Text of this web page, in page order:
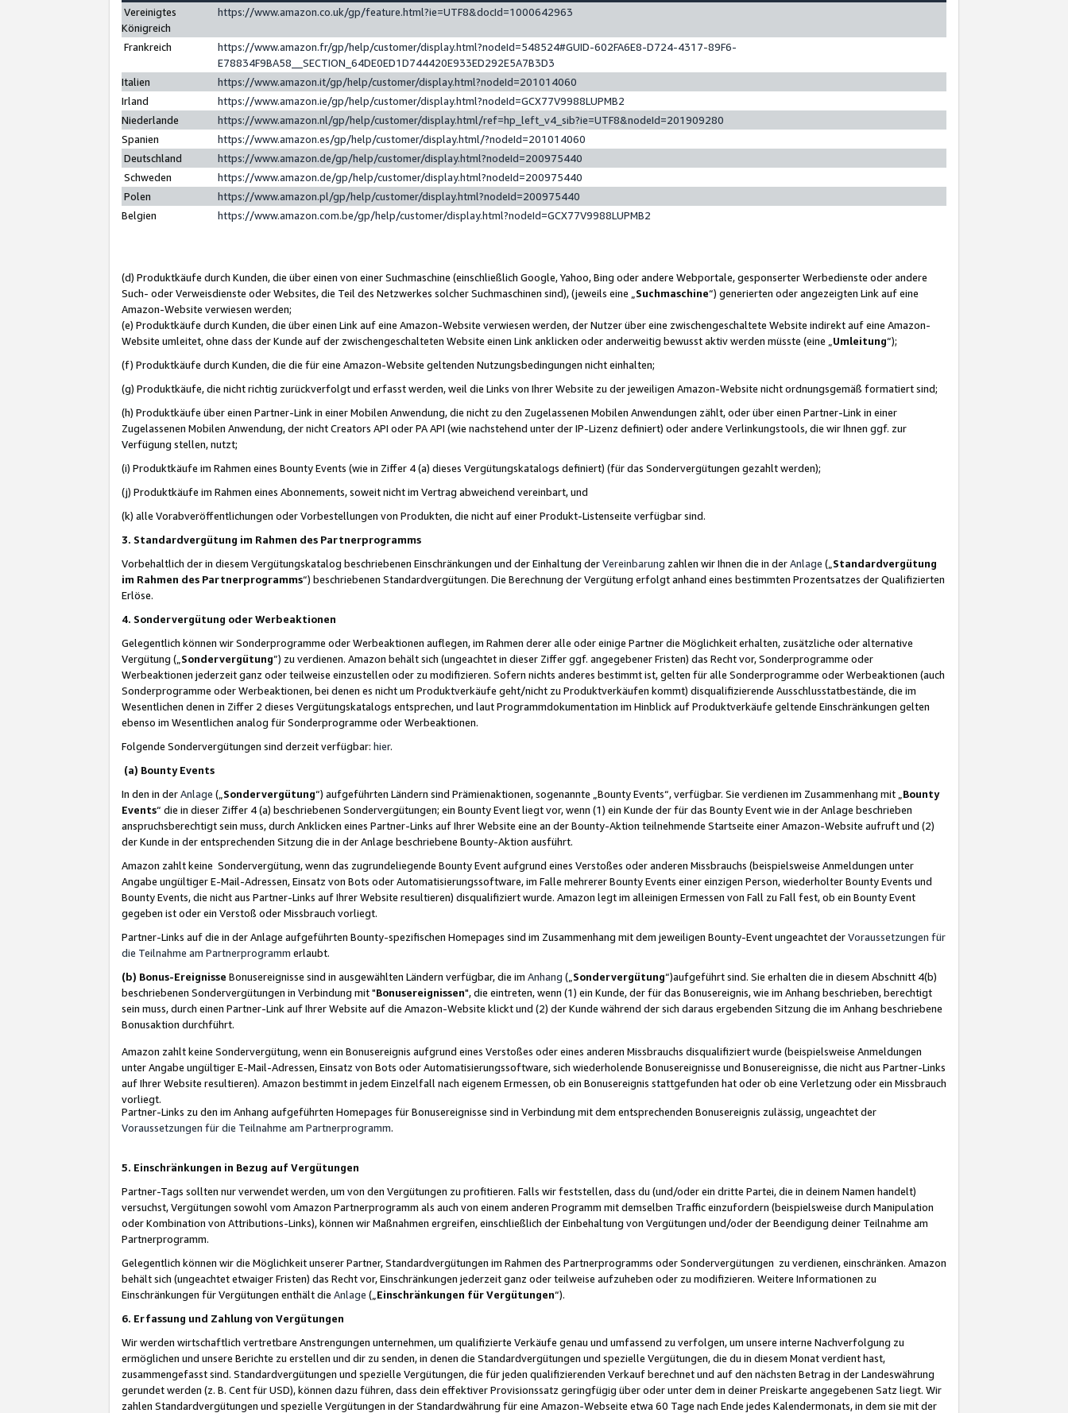
Vereinigtes
Königreich
https://www.amazon.co.uk/gp/feature.html?ie=UTF8&docId=1000642963
Frankreich
https://www.amazon.fr/gp/help/customer/display.html?nodeId=548524#GUID-602FA6E8-D724-4317-89F6-
E78834F9BA58__SECTION_64DE0ED1D744420E933ED292E5A7B3D3
Italien
https://www.amazon.it/gp/help/customer/display.html?nodeId=201014060
Irland
https://www.amazon.ie/gp/help/customer/display.html?nodeId=GCX77V9988LUPMB2
Niederlande
https://www.amazon.nl/gp/help/customer/display.html/ref=hp_left_v4_sib?ie=UTF8&nodeId=201909280
Spanien
https://www.amazon.es/gp/help/customer/display.html/?nodeId=201014060
Deutschland
https://www.amazon.de/gp/help/customer/display.html?nodeId=200975440
Schweden
https://www.amazon.de/gp/help/customer/display.html?nodeId=200975440
Polen
https://www.amazon.pl/gp/help/customer/display.html?nodeId=200975440
Belgien
https://www.amazon.com.be/gp/help/customer/display.html?nodeId=GCX77V9988LUPMB2
(d) Produktkäufe durch Kunden, die über einen von einer Suchmaschine (einschließlich Google, Yahoo, Bing oder andere Webportale, gesponserter Werbedienste oder andere
Such- oder Verweisdienste oder Websites, die Teil des Netzwerkes solcher Suchmaschinen sind), (jeweils eine „ Suchmaschine“) generierten oder angezeigten Link auf eine
Amazon-Website verwiesen werden;
(e) Produktkäufe durch Kunden, die über einen Link auf eine Amazon-Website verwiesen werden, der Nutzer über eine zwischengeschaltete Website indirekt auf eine Amazon-
Website umleitet, ohne dass der Kunde auf der zwischengeschalteten Website einen Link anklicken oder anderweitig bewusst aktiv werden müsste (eine „ Umleitung“);
(f) Produktkäufe durch Kunden, die die für eine Amazon-Website geltenden Nutzungsbedingungen nicht einhalten;
(g) Produktkäufe, die nicht richtig zurückverfolgt und erfasst werden, weil die Links von Ihrer Website zu der jeweiligen Amazon-Website nicht ordnungsgemäß formatiert sind;
(h) Produktkäufe über einen Partner-Link in einer Mobilen Anwendung, die nicht zu den Zugelassenen Mobilen Anwendungen zählt, oder über einen Partner-Link in einer
Zugelassenen Mobilen Anwendung, der nicht Creators API oder PA API (wie nachstehend unter der IP-Lizenz definiert) oder andere Verlinkungstools, die wir Ihnen ggf. zur
Verfügung stellen, nutzt;
(i) Produktkäufe im Rahmen eines Bounty Events (wie in Ziffer 4 (a) dieses Vergütungskatalogs definiert) (für das Sondervergütungen gezahlt werden);
(j) Produktkäufe im Rahmen eines Abonnements, soweit nicht im Vertrag abweichend vereinbart, und
(k) alle Vorabveröffentlichungen oder Vorbestellungen von Produkten, die nicht auf einer Produkt-Listenseite verfügbar sind.
3. Standardvergütung im Rahmen des Partnerprogramms
Vorbehaltlich der in diesem Vergütungskatalog beschriebenen Einschränkungen und der Einhaltung derVereinbarung zahlen wir Ihnen die in derAnlage („ Standardvergütung
im Rahmen des Partnerprogramms“) beschriebenen Standardvergütungen. Die Berechnung der Vergütung erfolgt anhand eines bestimmten Prozentsatzes der Qualifizierten
Erlöse.
4. Sondervergütung oder Werbeaktionen
Gelegentlich können wir Sonderprogramme oder Werbeaktionen auflegen, im Rahmen derer alle oder einige Partner die Möglichkeit erhalten, zusätzliche oder alternative
Vergütung („ Sondervergütung”) zu verdienen. Amazon behält sich (ungeachtet in dieser Ziffer ggf. angegebener Fristen) das Recht vor, Sonderprogramme oder
Werbeaktionen jederzeit ganz oder teilweise einzustellen oder zu modifizieren. Sofern nichts anderes bestimmt ist, gelten für alle Sonderprogramme oder Werbeaktionen (auch
Sonderprogramme oder Werbeaktionen, bei denen es nicht um Produktverkäufe geht/nicht zu Produktverkäufen kommt) disqualifizierende Ausschlusstatbestände, die im
Wesentlichen denen in Ziffer 2 dieses Vergütungskatalogs entsprechen, und laut Programmdokumentation im Hinblick auf Produktverkäufe geltende Einschränkungen gelten
ebenso im Wesentlichen analog für Sonderprogramme oder Werbeaktionen.
Folgende Sondervergütungen sind derzeit verfügbar: hier.
(a) Bounty Events
In den in derAnlage („ Sondervergütung“) aufgeführten Ländern sind Prämienaktionen, sogenannte „Bounty Events“, verfügbar. Sie verdienen im Zusammenhang mit „ Bounty
Events“ die in dieser Ziffer 4 (a) beschriebenen Sondervergütungen; ein Bounty Event liegt vor, wenn (1) ein Kunde der für das Bounty Event wie in der Anlage beschrieben
anspruchsberechtigt sein muss, durch Anklicken eines Partner-Links auf Ihrer Website eine an der Bounty-Aktion teilnehmende Startseite einer Amazon-Website aufruft und (2)
der Kunde in der entsprechenden Sitzung die in der Anlage beschriebene Bounty-Aktion ausführt.
Amazon zahlt keine Sondervergütung, wenn das zugrundeliegende Bounty Event aufgrund eines Verstoßes oder anderen Missbrauchs (beispielsweise Anmeldungen unter
Angabe ungültiger E-Mail-Adressen, Einsatz von Bots oder Automatisierungssoftware, im Falle mehrerer Bounty Events einer einzigen Person, wiederholter Bounty Events und
Bounty Events, die nicht aus Partner-Links auf Ihrer Website resultieren) disqualifiziert wurde. Amazon legt im alleinigen Ermessen von Fall zu Fall fest, ob ein Bounty Event
gegeben ist oder ein Verstoß oder Missbrauch vorliegt.
Partner-Links auf die in der Anlage aufgeführten Bounty-spezifischen Homepages sind im Zusammenhang mit dem jeweiligen Bounty-Event ungeachtet derVoraussetzungen für
die Teilnahme am Partnerprogramm erlaubt.
(b) Bonus-Ereignisse Bonusereignisse sind in ausgewählten Ländern verfügbar, die im Anhang („ Sondervergütung“)aufgeführt sind. Sie erhalten die in diesem Abschnitt 4(b)
beschriebenen Sondervergütungen in Verbindung mit "Bonusereignissen", die eintreten, wenn (1) ein Kunde, der für das Bonusereignis, wie im Anhang beschrieben, berechtigt
sein muss, durch einen Partner-Link auf Ihrer Website auf die Amazon-Website klickt und (2) der Kunde während der sich daraus ergebenden Sitzung die im Anhang beschriebene
Bonusaktion durchführt.
Amazon zahlt keine Sondervergütung, wenn ein Bonusereignis aufgrund eines Verstoßes oder eines anderen Missbrauchs disqualifiziert wurde (beispielsweise Anmeldungen
unter Angabe ungültiger E-Mail-Adressen, Einsatz von Bots oder Automatisierungssoftware, sich wiederholende Bonusereignisse und Bonusereignisse, die nicht aus Partner-Links
auf Ihrer Website resultieren). Amazon bestimmt in jedem Einzelfall nach eigenem Ermessen, ob ein Bonusereignis stattgefunden hat oder ob eine Verletzung oder ein Missbrauch
vorliegt.
Partner-Links zu den im Anhang aufgeführten Homepages für Bonusereignisse sind in Verbindung mit dem entsprechenden Bonusereignis zulässig, ungeachtet der
Voraussetzungen für die Teilnahme am Partnerprogramm.
5. Einschränkungen in Bezug auf Vergütungen
Partner-Tags sollten nur verwendet werden, um von den Vergütungen zu profitieren. Falls wir feststellen, dass du (und/oder ein dritte Partei, die in deinem Namen handelt)
versuchst, Vergütungen sowohl vom Amazon Partnerprogramm als auch von einem anderen Programm mit demselben Traffic einzufordern (beispielsweise durch Manipulation
oder Kombination von Attributions-Links), können wir Maßnahmen ergreifen, einschließlich der Einbehaltung von Vergütungen und/oder der Beendigung deiner Teilnahme am
Partnerprogramm.
Gelegentlich können wir die Möglichkeit unserer Partner, Standardvergütungen im Rahmen des Partnerprogramms oder Sondervergütungen zu verdienen, einschränken. Amazon
behält sich (ungeachtet etwaiger Fristen) das Recht vor, Einschränkungen jederzeit ganz oder teilweise aufzuheben oder zu modifizieren. Weitere Informationen zu
Einschränkungen für Vergütungen enthält die Anlage („ Einschränkungen für Vergütungen“).
6. Erfassung und Zahlung von Vergütungen
Wir werden wirtschaftlich vertretbare Anstrengungen unternehmen, um qualifizierte Verkäufe genau und umfassend zu verfolgen, um unsere interne Nachverfolgung zu
ermöglichen und unsere Berichte zu erstellen und dir zu senden, in denen die Standardvergütungen und spezielle Vergütungen, die du in diesem Monat verdient hast,
zusammengefasst sind. Standardvergütungen und spezielle Vergütungen, die für jeden qualifizierenden Verkauf berechnet und auf den nächsten Betrag in der Landeswährung
gerundet werden (z. B. Cent für USD), können dazu führen, dass dein effektiver Provisionssatz geringfügig über oder unter dem in deiner Preiskarte angegebenen Satz liegt. Wir
zahlen Standardvergütungen und spezielle Vergütungen in der Standardwährung für eine Amazon-Webseite etwa 60 Tage nach Ende jedes Kalendermonats, in dem sie mit der